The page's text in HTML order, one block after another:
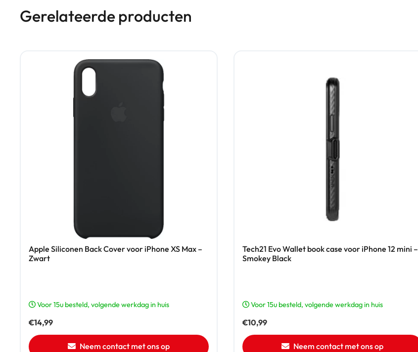
Gerelateerde producten
Apple Siliconen Back Cover voor iPhone XS Max –
Zwart
Voor 15u besteld, volgende werkdag in huis
€14,99
Neem contact met ons op
Tech21 Evo Wallet book case voor iPhone 12 mini –
Smokey Black
Voor 15u besteld, volgende werkdag in huis
€10,99
Neem contact met ons op